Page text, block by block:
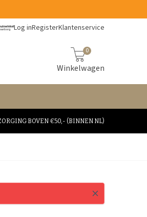
Log inRegisterKlantenservice
0
Winkelwagen
BOVEN €50,- (BINNEN NL)